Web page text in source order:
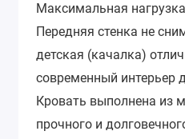
Максимальная
Передняя стенка не
детская (качалка)
современный интерьер
Кровать выполнена из
прочного и